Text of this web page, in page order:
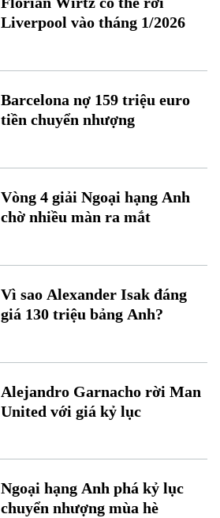
Liverpool vào tháng 1/2026
Barcelona nợ 159 triệu euro
tiền chuyển nhượng
Vòng 4 giải Ngoại hạng Anh
chờ nhiều màn ra mắt
Vì sao Alexander Isak đáng
giá 130 triệu bảng Anh?
Alejandro Garnacho rời Man
United với giá kỷ lục
Ngoại hạng Anh phá kỷ lục
chuyển nhượng mùa hè